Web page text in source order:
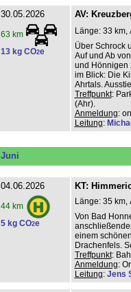
30.05.2026
63 km
13 kg CO2e
AV:
Länge: 33 km,
Über Schrock
Auf und Ab
und Hönnigen
im Blick: Die
Ahrtals.
Treffpunkt:
(Ahr).
Anmeldung:
Leitung:
Juni
04.06.2026
44 km
5 kg CO2e
KT:
Länge: 35 km,
Von Bad
einem
Drachenfels.
Treffpunkt:
Anmeldung:
Leitung: Jens